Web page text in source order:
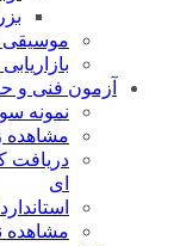
موسیقی
آزمون فنی و
نمونه
مشاهده
دریافت
ای
مشاهده